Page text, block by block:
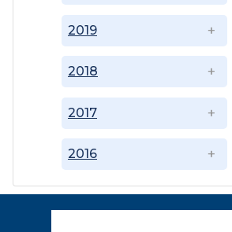
2016
2017
2018
2019